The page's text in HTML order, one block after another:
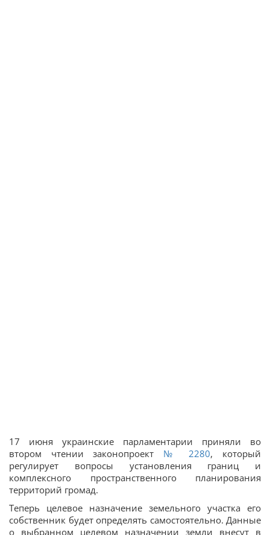
17 июня украинские парламентарии приняли во
втором чтении законопроект № 2280, который
регулирует вопросы установления границ и
комплексного пространственного планирования
территорий громад.
Теперь целевое назначение земельного участка его
собственник будет определять самостоятельно. Данные
о выбранном целевом назначении земли внесут в